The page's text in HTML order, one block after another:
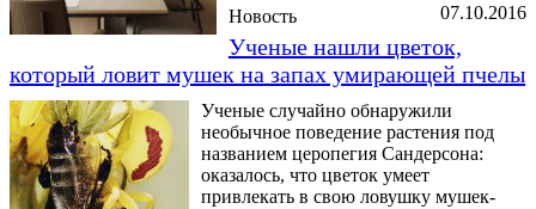
07.10.2016
Новость
Ученые нашли цветок,
который ловит мушек на запах умирающей пчелы
Ученые случайно обнаружили
необычное поведение растения под
названием церопегия Сандерсона:
оказалось, что цветок умеет
привлекать в свою ловушку мушек-